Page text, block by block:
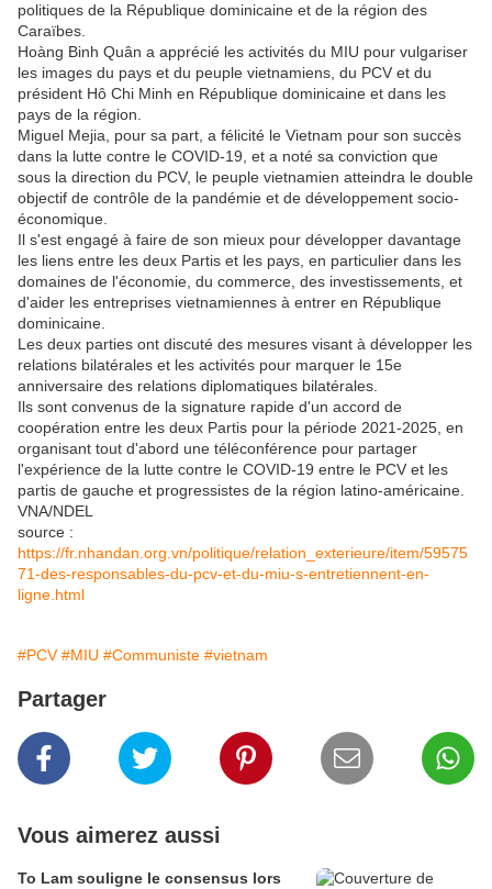
politiques de la République dominicaine et de la région des
Caraïbes.
Hoàng Binh Quân a apprécié les activités du MIU pour vulgariser
les images du pays et du peuple vietnamiens, du PCV et du
président Hô Chi Minh en République dominicaine et dans les
pays de la région.
Miguel Mejia, pour sa part, a félicité le Vietnam pour son succès
dans la lutte contre le COVID-19, et a noté sa conviction que
sous la direction du PCV, le peuple vietnamien atteindra le double
objectif de contrôle de la pandémie et de développement socio-
économique.
Il s'est engagé à faire de son mieux pour développer davantage
les liens entre les deux Partis et les pays, en particulier dans les
domaines de l'économie, du commerce, des investissements, et
d'aider les entreprises vietnamiennes à entrer en République
dominicaine.
Les deux parties ont discuté des mesures visant à développer les
relations bilatérales et les activités pour marquer le 15e
anniversaire des relations diplomatiques bilatérales.
Ils sont convenus de la signature rapide d'un accord de
coopération entre les deux Partis pour la période 2021-2025, en
organisant tout d'abord une téléconférence pour partager
l'expérience de la lutte contre le COVID-19 entre le PCV et les
partis de gauche et progressistes de la région latino-américaine.
VNA/NDEL
source :
https://fr.nhandan.org.vn/politique/relation_exterieure/item/59575
71-des-responsables-du-pcv-et-du-miu-s-entretiennent-en-
ligne.html
#PCV #MIU #Communiste #vietnam
Partager
Vous aimerez aussi
To Lam souligne le consensus lors